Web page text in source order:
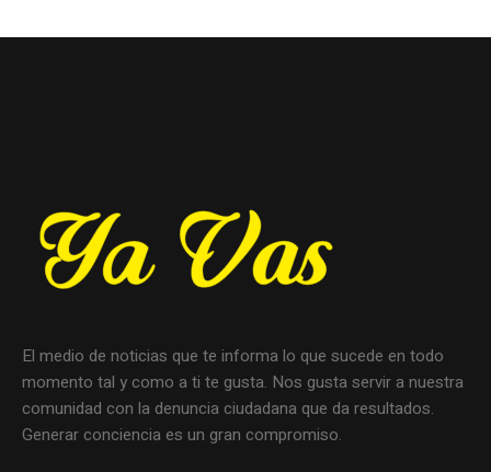
El medio de noticias que te informa lo que sucede en todo
momento tal y como a ti te gusta. Nos gusta servir a nuestra
comunidad con la denuncia ciudadana que da resultados.
Generar conciencia es un gran compromiso.